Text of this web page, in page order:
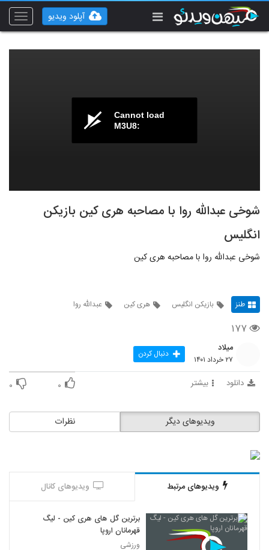
Toggle
آپلود ویدیو
Cannot load
M3U8:
شوخی عبدالله روا با مصاحبه هری کین بازیکن
انگلیس
شوخی عبدالله روا با مصاحبه هری کین
طنز بازیکن انگلیس هری کین عبدالله روا
۱۷۷
میلاد
۲۷ خرداد ۱۴۰۱ دنبال کردن
دانلود بیشتر ۰ ۰
نظرات ویدیوهای دیگر
ویدیوهای مرتبط ویدیوهای کانال
برترین گل های هری کین - لیگ
قهرمانان اروپا
ورزشی